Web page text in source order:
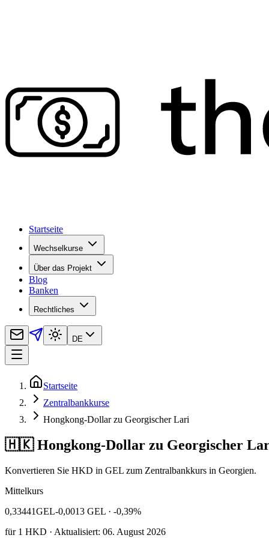
Startseite
Wechselkurse
Über das Projekt
Blog
Banken
Rechtliches
DE
Startseite
Zentralbankkurse
Hongkong-Dollar zu Georgischer Lari
🇭🇰 Hongkong-Dollar zu Georgischer
Konvertieren Sie HKD in GEL zum Zentralbankkurs in Georgien.
Mittelkurs
0,33441GEL-0,0013 GEL · -0,39%
für1 HKD · Aktualisiert: 06. August 2026